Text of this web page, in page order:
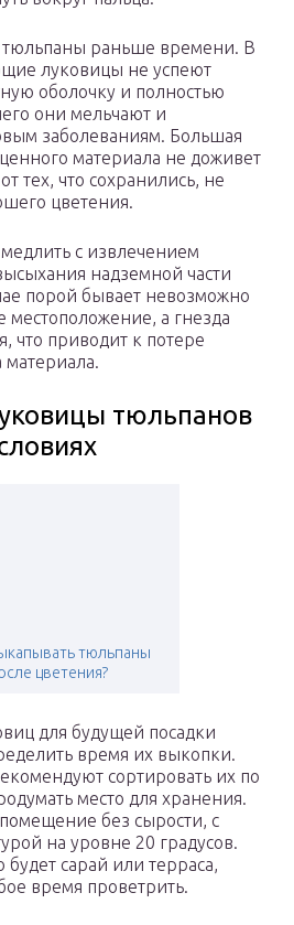
тюльпаны раньше времени. В
луковицы не успеют
оболочку и полностью
они мельчают и
заболеваниям. Большая
материала не доживет
тех, что сохранились, не
цветения.
с извлечением
надземной части
порой бывает невозможно
местоположение, а гнезда
что приводит к потере
материала.
тюльпанов
тюльпаны
цветения?
для будущей посадки
время их выкопки.
сортировать их по
место для хранения.
без сырости, с
на уровне 20 градусов.
будет сарай или терраса,
время проветрить.